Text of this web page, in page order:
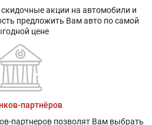
акции на автомобили и
предложить Вам авто по самой
цене
партнёров
партнеров позволят Вам выбрать